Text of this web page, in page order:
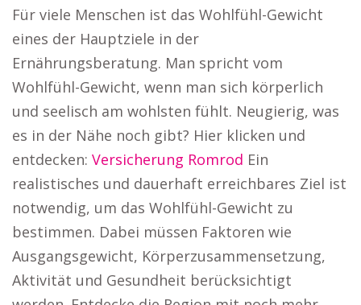
Für viele Menschen ist das Wohlfühl-Gewicht
eines der Hauptziele in der
Ernährungsberatung. Man spricht vom
Wohlfühl-Gewicht, wenn man sich körperlich
und seelisch am wohlsten fühlt. Neugierig, was
es in der Nähe noch gibt? Hier klicken und
entdecken: Versicherung Romrod Ein
realistisches und dauerhaft erreichbares Ziel ist
notwendig, um das Wohlfühl-Gewicht zu
bestimmen. Dabei müssen Faktoren wie
Ausgangsgewicht, Körperzusammensetzung,
Aktivität und Gesundheit berücksichtigt